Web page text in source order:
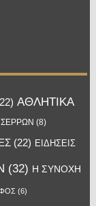
ΑΘΛΗΤΙΚΑ
(8)
(22) ΕΙΔΗΣΕΙΣ
(32) Η ΣΥΝΟΧΗ
(6)